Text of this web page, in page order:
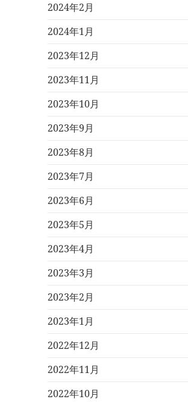
2024年2月
2024年1月
2023年12月
2023年11月
2023年10月
2023年9月
2023年8月
2023年7月
2023年6月
2023年5月
2023年4月
2023年3月
2023年2月
2023年1月
2022年12月
2022年11月
2022年10月